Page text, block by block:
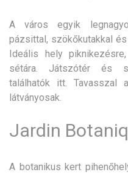
A város egyik
pázsittal, szökőkutakkal
Ideális hely
sétára. Játszótér és
találhatók itt. Tavasszal
látványosak.
Jardin
A botanikus kert